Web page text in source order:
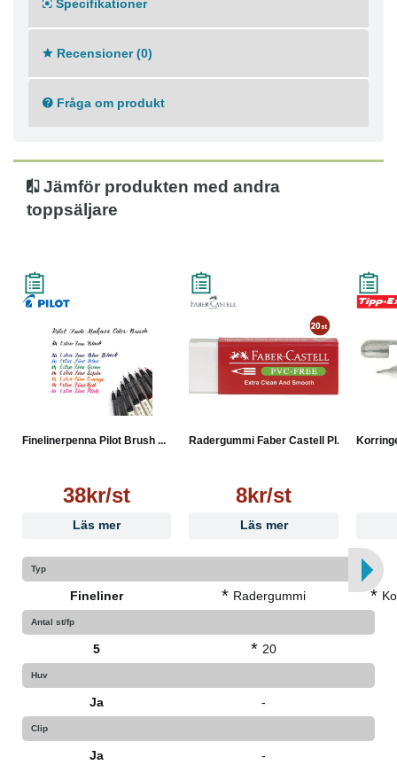
Specifikationer
Recensioner (0)
Fråga om produkt
Jämför produkten med andra
toppsäljare
Finelinerpenna Pilot Brush ...
38kr/st
Läs mer
Radergummi Faber Castell Pl...
8kr/st
Läs mer
Typ
Fineliner * Radergummi *
Antal st/fp
5 * 20
Huv
Ja -
Clip
Ja -